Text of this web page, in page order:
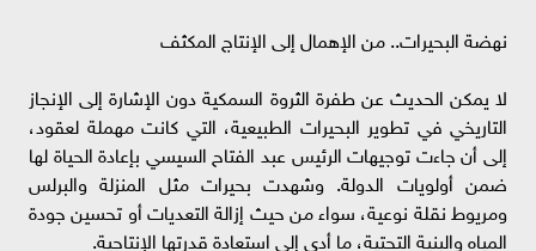
نهضة البحيرات.. من الإهمال إلى الإنتاج المكثف
لا يمكن الحديث عن طفرة الثروة السمكية دون الإشارة إلى الإنجاز
التاريخي في تطوير البحيرات الطبيعية، التي كانت مهملة لعقود،
إلى أن جاءت توجيهات الرئيس عبد الفتاح السيسي بإعادة الحياة لها
ضمن أولويات الدولة. وشهدت بحيرات مثل المنزلة والبرلس
ومريوط نقلة نوعية، سواء من حيث إزالة التعديات أو تحسين جودة
المياه والبنية التحتية، ما أدى إلى استعادة قدرتها الإنتاجية.